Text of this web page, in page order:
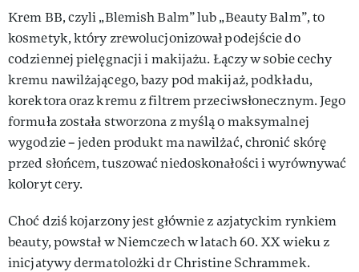
Krem BB, czyli „Blemish Balm” lub „Beauty Balm”, to
kosmetyk, który zrewolucjonizował podejście do
codziennej pielęgnacji i makijażu. Łączy w sobie cechy
kremu nawilżającego, bazy pod makijaż, podkładu,
korektora oraz kremu z filtrem przeciwsłonecznym. Jego
formuła została stworzona z myślą o maksymalnej
wygodzie – jeden produkt ma nawilżać, chronić skórę
przed słońcem, tuszować niedoskonałości i wyrównywać
koloryt cery.
Choć dziś kojarzony jest głównie z azjatyckim rynkiem
beauty, powstał w Niemczech w latach 60. XX wieku z
inicjatywy dermatolożki dr Christine Schrammek.